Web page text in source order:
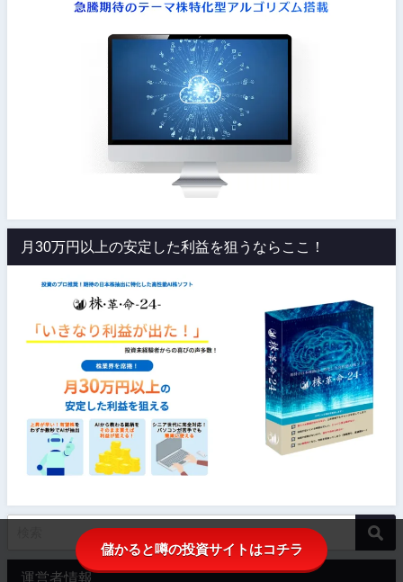
月30万円以上の安定した利益を狙うならここ！
運営者情報
儲かると噂の投資サイトはコチラ